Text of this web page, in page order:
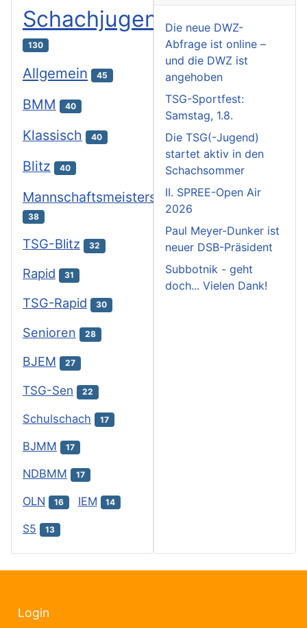
Schachjugend
130
Allgemein 45
BMM 40
Klassisch 40
Blitz 40
Mannschaftsmeisterschaften
38
TSG-Blitz 32
Rapid 31
TSG-Rapid 30
Senioren 28
BJEM 27
TSG-Sen 22
Schulschach 17
BJMM 17
NDBMM 17
OLN 16 IEM 14
S5 13
Die neue DWZ-
Abfrage ist online –
und die DWZ ist
angehoben
TSG-Sportfest:
Samstag, 1.8.
Die TSG(-Jugend)
startet aktiv in den
Schachsommer
II. SPREE-Open Air
2026
Paul Meyer-Dunker ist
neuer DSB-Präsident
Subbotnik - geht
doch... Vielen Dank!
Login